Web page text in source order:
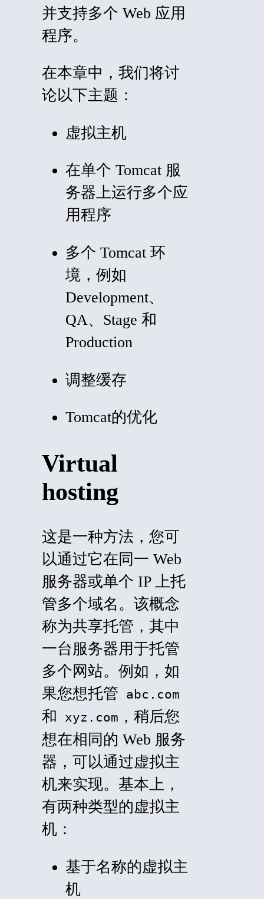
并支持多个 Web 应用
程序。
在本章中，我们将讨
论以下主题：
虚拟主机
在单个 Tomcat 服
务器上运行多个应
用程序
多个 Tomcat 环
境，例如
Development、
QA、Stage 和
Production
调整缓存
Tomcat的优化
Virtual
hosting
这是一种方法，您可
以通过它在同一 Web
服务器或单个 IP 上托
管多个域名。该概念
称为共享托管，其中
一台服务器用于托管
多个网站。例如，如
果您想托管 abc.com
和 xyz.com ，稍后您
想在相同的 Web 服务
器，可以通过虚拟主
机来实现。基本上，
有两种类型的虚拟主
机：
基于名称的虚拟主
机